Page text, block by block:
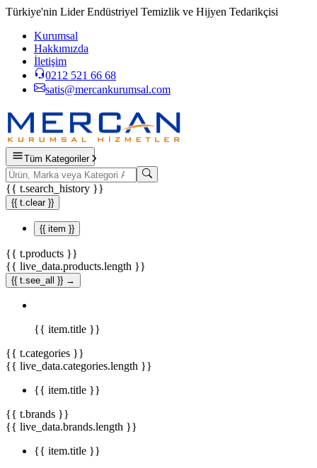
Türkiye'nin Lider Endüstriyel Temizlik ve Hijyen Tedarikçisi
Kurumsal
Hakkımızda
İletişim
0212 521 66 68
satis@mercankurumsal.com
Tüm Kategoriler
{{ t.search_history }}
{{ t.clear }}
{{ item }}
{{ t.products }}
{{ live_data.products.length }}
{{ t.see_all }} →
{{ item.title }}
{{ t.categories }}
{{ live_data.categories.length }}
{{ item.title }}
{{ t.brands }}
{{ live_data.brands.length }}
{{ item.title }}